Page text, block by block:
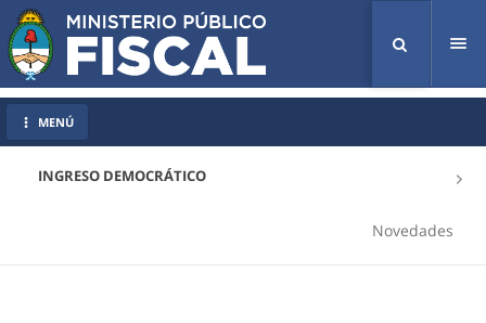
INGRESO DEMOCRÁTICO
Novedades
MENÚ